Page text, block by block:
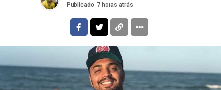
Publicado 7 horas atrás